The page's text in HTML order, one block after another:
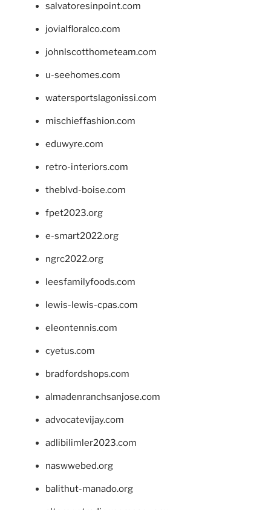
salvatoresinpoint.com
jovialfloralco.com
johnlscotthometeam.com
u-seehomes.com
watersportslagonissi.com
mischieffashion.com
eduwyre.com
retro-interiors.com
theblvd-boise.com
fpet2023.org
e-smart2022.org
ngrc2022.org
leesfamilyfoods.com
lewis-lewis-cpas.com
eleontennis.com
cyetus.com
bradfordshops.com
almadenranchsanjose.com
advocatevijay.com
adlibilimler2023.com
naswwebed.org
balithut-manado.org